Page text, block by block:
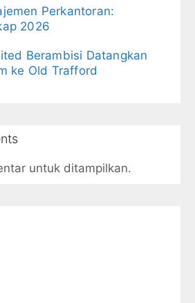
Perkantoran:
2026
Berambisi Datangkan
ke Old Trafford
untuk ditampilkan.